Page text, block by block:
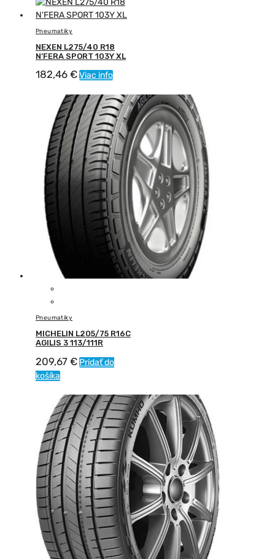
Pneumatiky
NEXEN L275/40 R18
N’FERA SPORT 103Y XL
182,46 €Viac info
Pneumatiky
MICHELIN L205/75 R16C
AGILIS 3 113/111R
209,67 € Pridať do
košíka